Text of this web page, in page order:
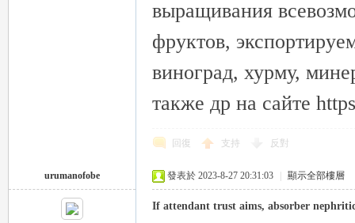
выращивания
фруктов,
виноград, хурму,
также др на сайте
回復 支持 反對
urumanofobe 發表於 2023-8-27 20:31:03 顯示全部樓層
If attendant trust aims, absorber nephritic